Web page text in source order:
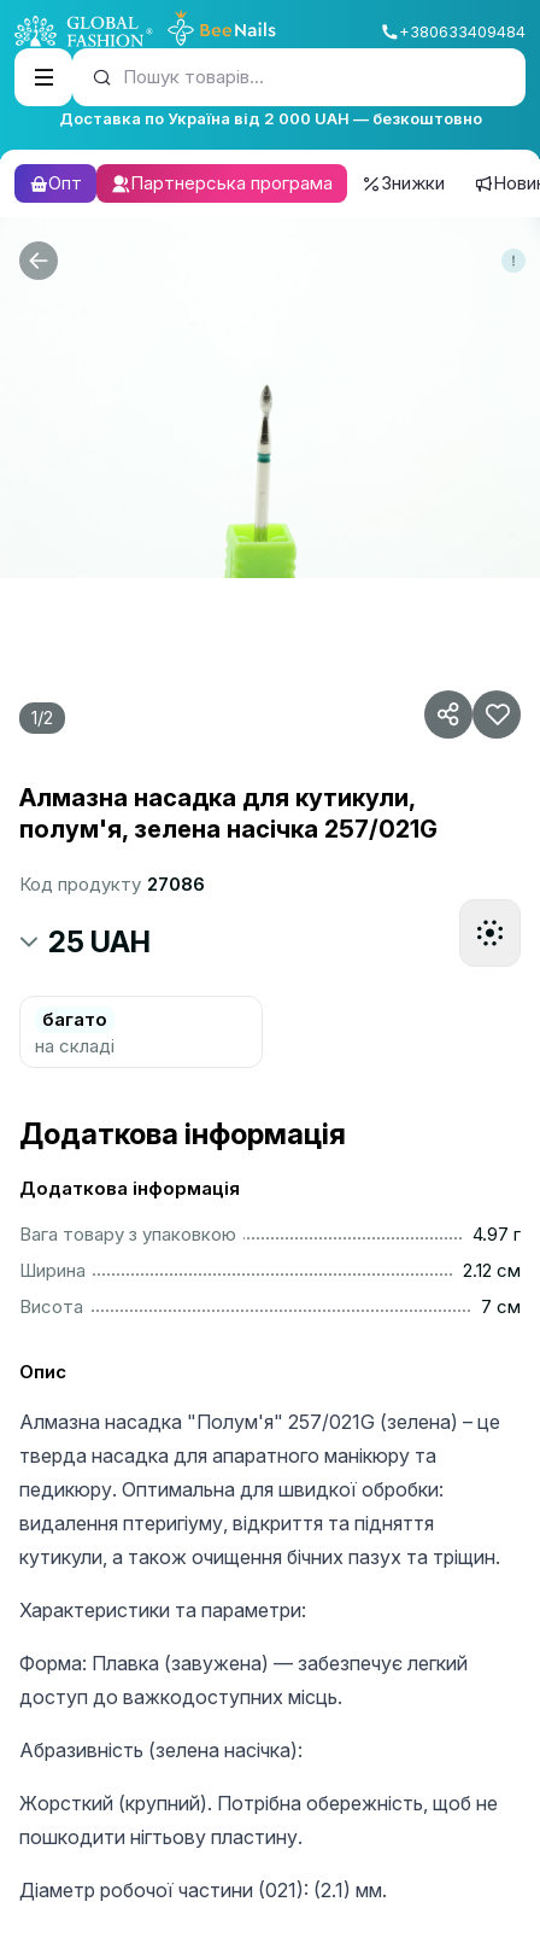
+380633409484
Пошук товарів...
Доставка по Україна від 2 000 UAH — безкоштовно
Опт Партнерська програма Знижки
1/2
Алмазна насадка для кутикули,
полум'я, зелена насічка 257/021G
Код продукту 27086
25 UAH
багато
на складі
Додаткова інформація
Додаткова інформація
Вага товару з упаковкою
4.97 г
Ширина
2.12 см
Висота
7 см
Опис
Алмазна насадка "Полум'я" 257/021G (зелена) – це
тверда насадка для апаратного манікюру та
педикюру. Оптимальна для швидкої обробки:
видалення птеригіуму, відкриття та підняття
кутикули, а також очищення бічних пазух та тріщин.
Характеристики та параметри:
Форма: Плавка (завужена) — забезпечує легкий
доступ до важкодоступних місць.
Абразивність (зелена насічка):
Жорсткий (крупний). Потрібна обережність, щоб не
пошкодити нігтьову пластину.
Діаметр робочої частини (021): (2.1) мм.